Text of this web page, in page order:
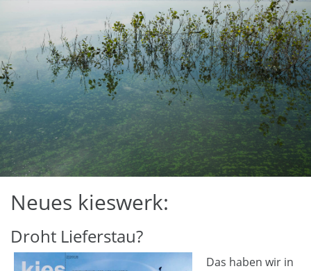
Neues kieswerk:
Droht Lieferstau?
Das haben wir in